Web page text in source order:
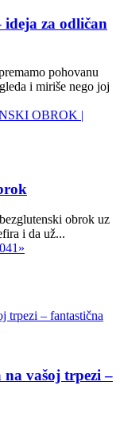
za odličan
pohovanu
i miriše nego joj
obrok uz
i da už...
41 »
vašoj trpezi –